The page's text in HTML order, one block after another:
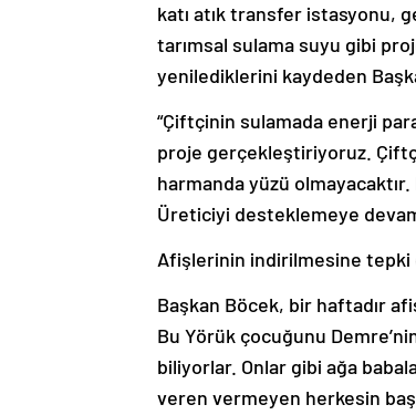
katı atık transfer istasyonu,
tarımsal sulama suyu gibi
yenilediklerini kaydeden
“Çiftçinin sulamada enerji
proje gerçekleştiriyoruz.
harmanda yüzü
Üreticiyi desteklemeye
Afişlerinin indirilmesine
Başkan Böcek, bir haftadır
Bu Yörük çocuğunu
biliyorlar. Onlar gibi ağa
veren vermeyen herkesin